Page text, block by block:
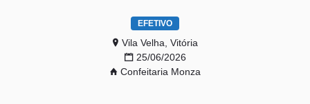
EFETIVO
Vila Velha, Vitória
25/06/2026
Confeitaria Monza